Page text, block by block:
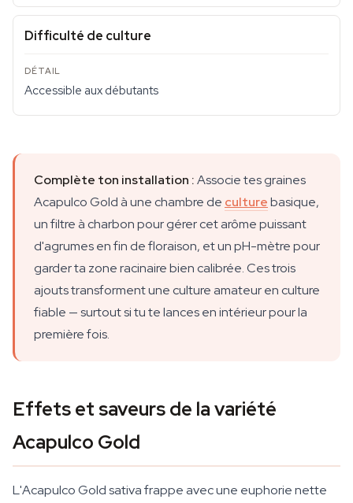
Difficulté de culture
Accessible aux débutants
Complète ton installation :Associe tes graines
Acapulco Gold à une chambre de culturebasique,
un filtre à charbon pour gérer cet arôme puissant
d'agrumes en fin de floraison, et un pH-mètre pour
garder ta zone racinaire bien calibrée. Ces trois
ajouts transforment une culture amateur en culture
fiable — surtout si tu te lances en intérieur pour la
première fois.
Effets et saveurs de la variété
Acapulco Gold
L'Acapulco Gold sativa frappe avec une euphorie nette